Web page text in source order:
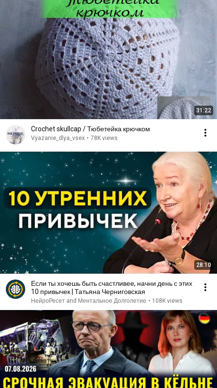
31:22
Crochet skullcap / Тюбетейка крючком
Vyazanie_dlya_vsex • 78K views
28:10
Если ты хочешь быть счастливее, начни день с этих
10 привычек | Татьяна Черниговская
НейроРесет and Ментальное Долголетие • 108K views